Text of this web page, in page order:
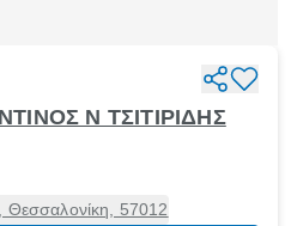
Ν ΤΣΙΤΙΡΙΔΗΣ
57012